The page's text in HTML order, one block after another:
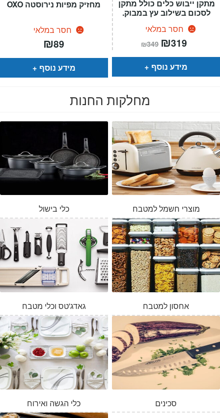
מחזיק מפיות נירוסטה OXO
חסר במלאי
₪89
מידע נוסף
מתקן ייבוש כלים כולל מתקן
לסכום בשילוב עץ במבוק.
חסר במלאי
₪349 המחיר
המקורי
היה:
₪349.
₪319
הוא:
מידע נוסף
מחלקות החנות
כלי בישול מוצרי חשמל למטבח
גאדג'טס וכלי מטבח אחסון למטבח
כלי הגשה ואירוח סכינים